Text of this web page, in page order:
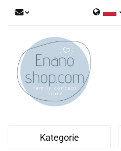
English
Kategorie